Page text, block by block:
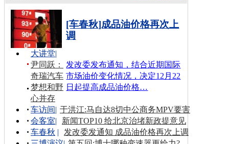
[车春秋]成品油价格再次上
调
发改委发布通知，结合近期国际
市场油价变化情况，决定12月22
日起提高成品油价格…
大讲堂|
尹同跃：
奇瑞汽车
梦想和野
心并存
车访间| 于洪江:马自达8切中公商务MPV要害
会客室|
新闻TOP10 给北京治堵新政提意见
车春秋 |
发改委发通知 成品油价格再次上调